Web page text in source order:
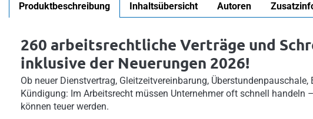
Produktbeschreibung Inhaltsübersicht Autoren
260 arbeitsrechtliche Verträge und
inklusive der Neuerungen 2026!
Ob neuer Dienstvertrag, Gleitzeitvereinbarung, Überstundenpauschale,
Kündigung: Im Arbeitsrecht müssen Unternehmer oft schnell handeln
können teuer werden.